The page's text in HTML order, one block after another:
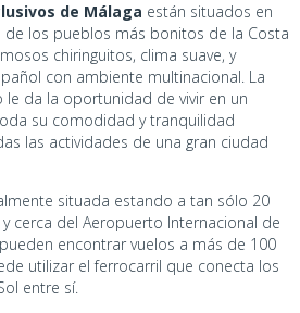
de Málaga están situados en
los pueblos más bonitos de la Costa
chiringuitos, clima suave, y
con ambiente multinacional. La
da la oportunidad de vivir en un
su comodidad y tranquilidad
las actividades de una gran ciudad
situada estando a tan sólo 20
cerca del Aeropuerto Internacional de
encontrar vuelos a más de 100
utilizar el ferrocarril que conecta los
entre sí.